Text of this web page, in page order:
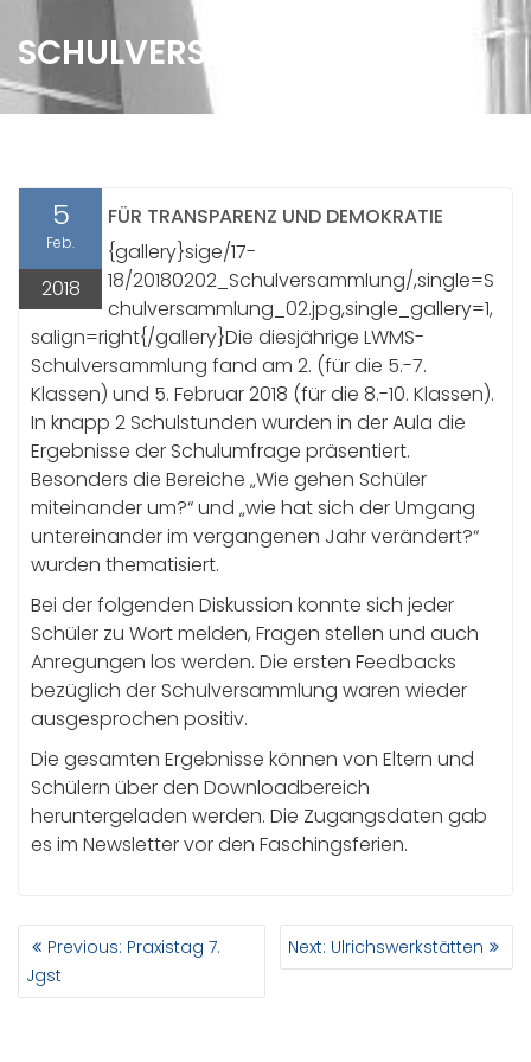
SCHULVERSAMMLUNG
5
Feb.
2018
FÜR TRANSPARENZ UND DEMOKRATIE
{gallery}sige/17-
18/20180202_Schulversammlung/,single=S
chulversammlung_02.jpg,single_gallery=1,
salign=right{/gallery}Die diesjährige LWMS-
Schulversammlung fand am 2. (für die 5.-7.
Klassen) und 5. Februar 2018 (für die 8.-10. Klassen).
In knapp 2 Schulstunden wurden in der Aula die
Ergebnisse der Schulumfrage präsentiert.
Besonders die Bereiche „Wie gehen Schüler
miteinander um?“ und „wie hat sich der Umgang
untereinander im vergangenen Jahr verändert?“
wurden thematisiert.
Bei der folgenden Diskussion konnte sich jeder
Schüler zu Wort melden, Fragen stellen und auch
Anregungen los werden. Die ersten Feedbacks
bezüglich der Schulversammlung waren wieder
ausgesprochen positiv.
Die gesamten Ergebnisse können von Eltern und
Schülern über den Downloadbereich
heruntergeladen werden. Die Zugangsdaten gab
es im Newsletter vor den Faschingsferien.
BEITRAGSNAVIGATION
Previous: Previous
Praxistag 7.
Jgst
Next: Next
post:
Ulrichswerkstätten